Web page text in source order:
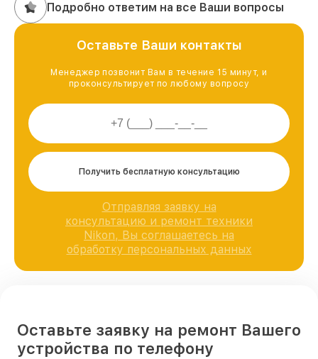
Подробно ответим на все Ваши вопросы
Оставьте Ваши контакты
Менеджер позвонит Вам в течение 15 минут, и
проконсультирует по любому вопросу
Получить бесплатную консультацию
Отправляя заявку на
консультацию и ремонт техники
Nikon, Вы соглашаетесь на
обработку персональных данных
Оставьте заявку на ремонт Вашего
устройства по телефону